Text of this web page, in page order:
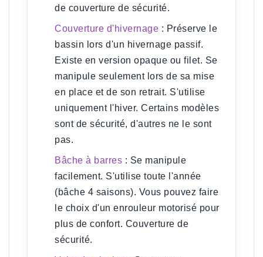
de couverture de sécurité.
Couverture d'hivernage : Préserve le
bassin lors d'un hivernage passif.
Existe en version opaque ou filet. Se
manipule seulement lors de sa mise
en place et de son retrait. S'utilise
uniquement l'hiver. Certains modèles
sont de sécurité, d'autres ne le sont
pas.
Bâche à barres : Se manipule
facilement. S'utilise toute l'année
(bâche 4 saisons). Vous pouvez faire
le choix d'un enrouleur motorisé pour
plus de confort. Couverture de
sécurité.